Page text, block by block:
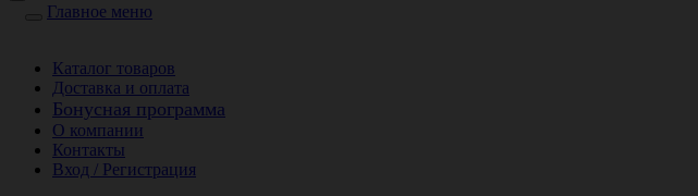
Главное меню
Каталог товаров
Доставка и оплата
Бонусная программа
О компании
Контакты
Вход / Регистрация